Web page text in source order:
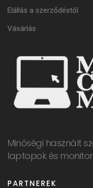
Minőségi használt
laptopok és
Elállás a szerződéstől
Vásárlás
PARTNEREK